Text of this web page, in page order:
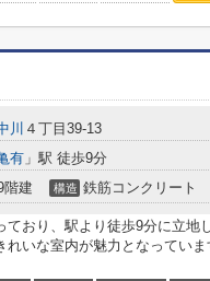
川 ４丁目39-13
有 」駅 徒歩9分
階建 構造 鉄筋コンクリート
ており、駅より徒歩9分に立地
れいな室内が魅力となってい